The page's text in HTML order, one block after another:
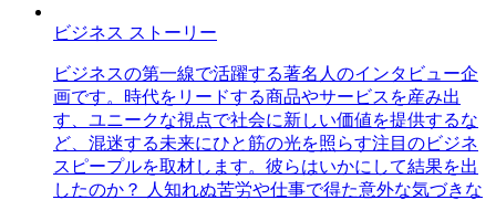
ビジネス ストーリー
ビジネスの第一線で活躍する著名人のインタビュー企
画です。時代をリードする商品やサービスを産み出
す、ユニークな視点で社会に新しい価値を提供するな
ど、混迷する未来にひと筋の光を照らす注目のビジネ
スピープルを取材します。彼らはいかにして結果を出
したのか？ 人知れぬ苦労や仕事で得た意外な気づきな